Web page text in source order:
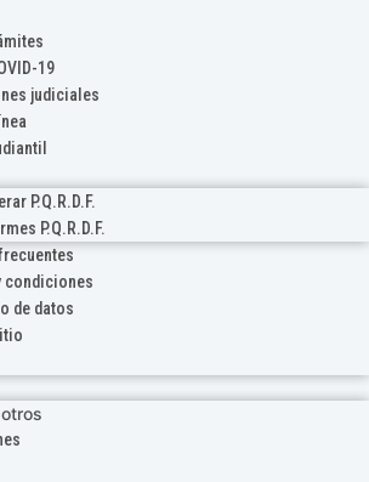
19
judiciales
P.Q.R.D.F.
P.Q.R.D.F.
condiciones
de datos